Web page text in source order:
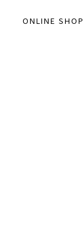
ONLINE SHOP